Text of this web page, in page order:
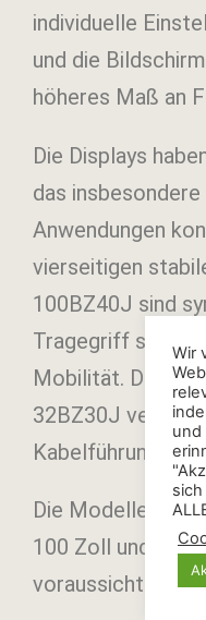
individuelle
und die
höheres Maß an
Die Displays
das
Anwendungen
vierseitigen
100BZ40J sind
Tragegriff sorgt
Mobilität. Das
32BZ30J verfügt
Kabelführung.
Die Modelle FW-
100 Zoll und FW-
voraussichtlich
Wir
und